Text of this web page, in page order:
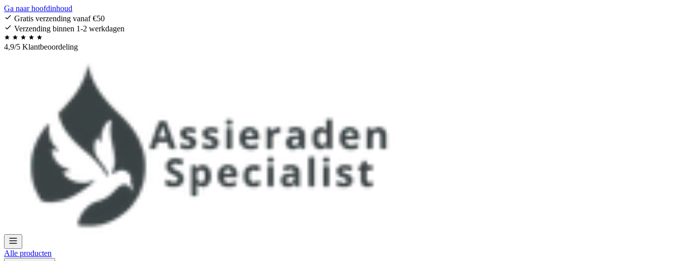
Ga naar hoofdinhoud
Gratis verzending vanaf €50
Verzending binnen 1-2 werkdagen
4,9/5 Klantbeoordeling
Alle producten